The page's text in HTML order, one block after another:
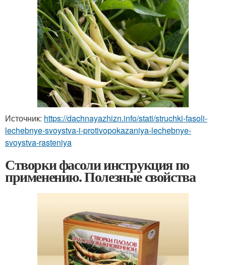
Источник: https://dachnayazhizn.info/stati/struchki-fasoli-
lechebnye-svoystva-i-protivopokazaniya-lechebnye-
svoystva-rasteniya
Створки фасоли инструкция по
применению. Полезные свойства